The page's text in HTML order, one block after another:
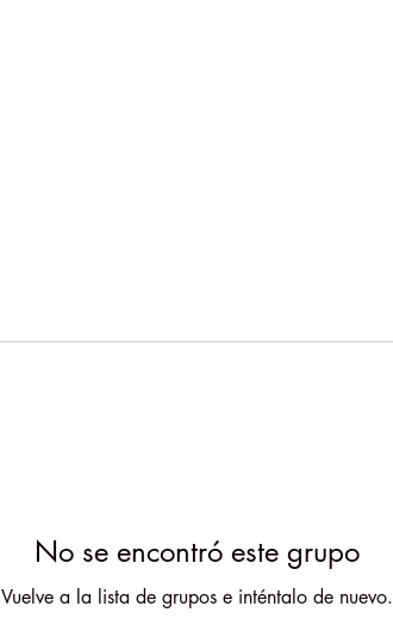
No se encontró este grupo
Vuelve a la lista de grupos e inténtalo de nuevo.